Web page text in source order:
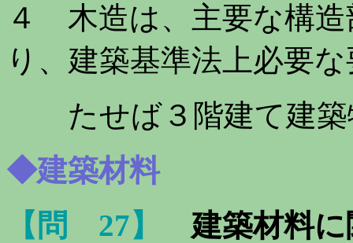
４ 木造は、主要な構造
り、建築基準法上必要
たせば３階建て建築
◆建築材料
【問 27】
建築材料